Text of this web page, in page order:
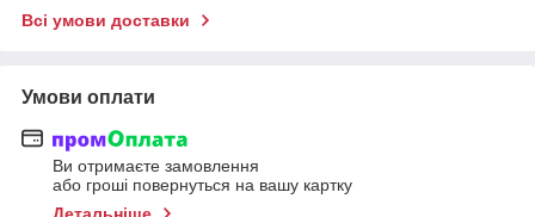
Всі умови доставки
Умови оплати
Ви отримаєте замовлення
або гроші повернуться на вашу картку